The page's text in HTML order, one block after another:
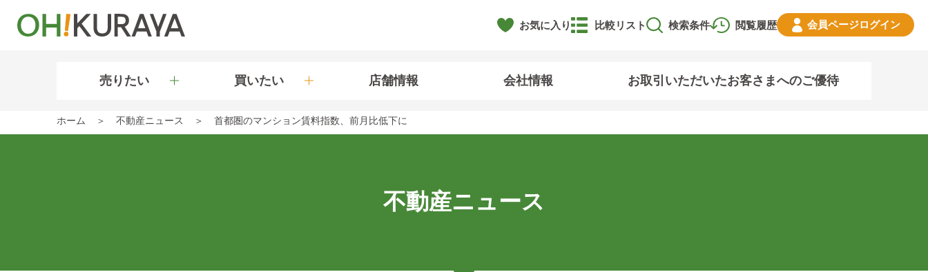
お気に入り 閲覧履歴
比較リスト 検索条件 会員ページログイン
売りたい 買いたい 店舗情報 会社情報 お取引いただいたお客さまへのご優待
ホーム 不動産ニュース 首都圏のマンション賃料指数、前月比低下に
不動産ニュース